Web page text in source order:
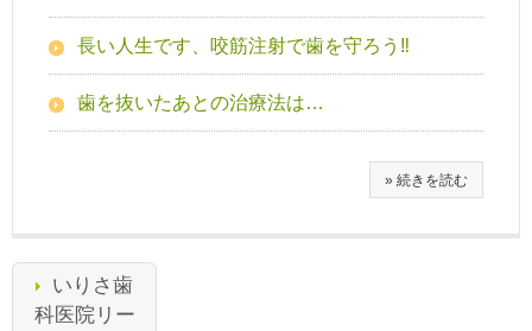
長い人生です、咬筋注射で歯を守ろう‼
歯を抜いたあとの治療法は…
» 続きを読む
いりさ歯
科医院リー